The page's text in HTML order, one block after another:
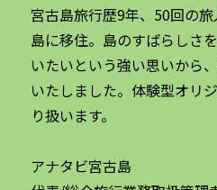
宮古島旅行歴9年、50回の
島に移住。島のすばらしさ
いたいという強い思いから
いたしました。体験型オリ
り扱います。
アナタビ宮古島